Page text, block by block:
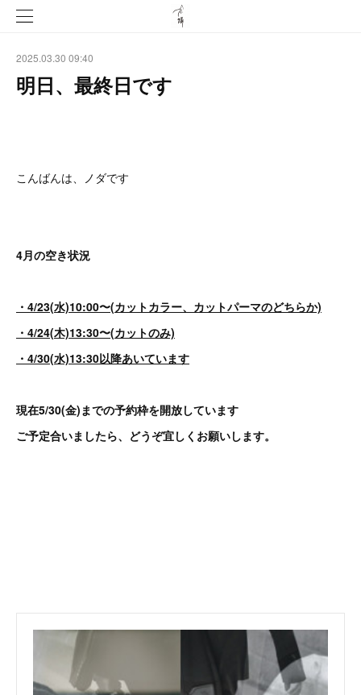
2025.03.30 09:40
明日、最終日です
こんばんは、ノダです
4月の空き状況
・4/23(水)10:00〜(カットカラー、カットパーマのどちらか)
・4/24(木)13:30〜(カットのみ)
・4/30(水)13:30以降あいています
現在5/30(金)までの予約枠を開放しています
ご予定合いましたら、どうぞ宜しくお願いします。